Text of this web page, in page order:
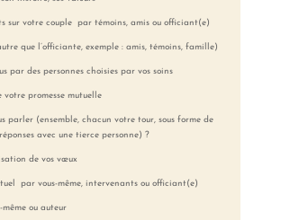
sur votre couple par témoins, amis ou officiant(e)
que l’officiante, exemple : amis, témoins, famille)
par des personnes choisies par vos soins
votre promesse mutuelle
parler (ensemble, chacun votre tour, sous forme de
avec une tierce personne) ?
de vos vœux
par vous-même, intervenants ou officiant(e)
ou auteur